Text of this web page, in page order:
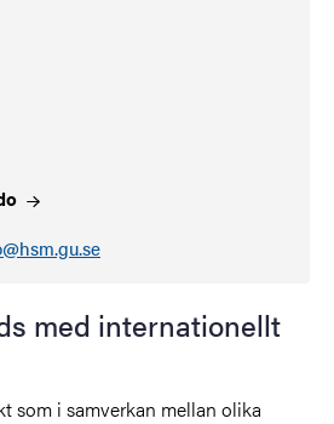
med internationellt
som i samverkan mellan olika